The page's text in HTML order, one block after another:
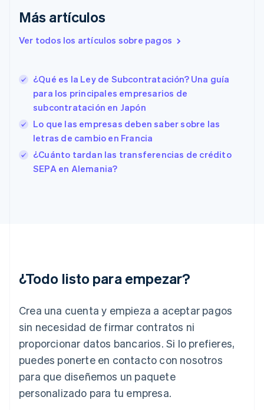
Más artículos
Ver todos los artículos sobre pagos
¿Qué es la Ley de Subcontratación? Una guía
para los principales empresarios de
subcontratación en Japón
Lo que las empresas deben saber sobre las
letras de cambio en Francia
¿Cuánto tardan las transferencias de crédito
SEPA en Alemania?
¿Todo listo para empezar?
Crea una cuenta y empieza a aceptar pagos
sin necesidad de firmar contratos ni
proporcionar datos bancarios. Si lo prefieres,
puedes ponerte en contacto con nosotros
para que diseñemos un paquete
personalizado para tu empresa.
Eslovaquia
Eslovenia
EspañolEnglish
Estados Unidos
EnglishEspañol简体中文
English
Finlandia
EnglishSvenska
Francia
Irlanda
Italia
English
Japón
日本語English
Letonia
Liechtenstein
DeutschEnglish